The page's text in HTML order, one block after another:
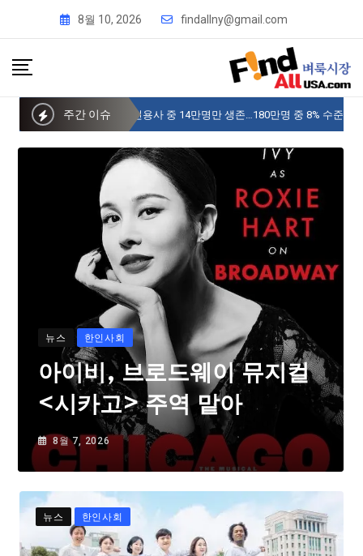
8월 10, 2026 findallny@gmail.com
주간 이슈 사이버 한국외국어대 미주글로벌센터 뉴욕
뉴스 한인사회
아이비, 브로드웨이 뮤지컬
<시카고> 주역 맡아
8월 7, 2026
뉴스 한인사회